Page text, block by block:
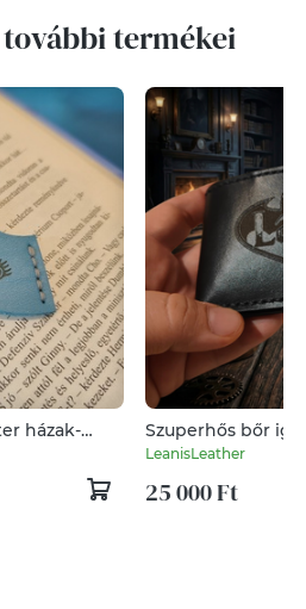
termékei
házak-
Szuperhős bőr
személyre
LeanisLeather
25 000 Ft